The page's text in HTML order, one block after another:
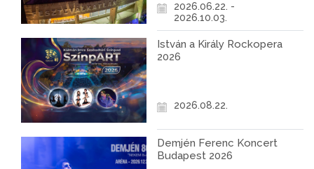
2026.06.22. -
2026.10.03.
István a Király Rockopera
2026
2026.08.22.
Demjén Ferenc Koncert
Budapest 2026